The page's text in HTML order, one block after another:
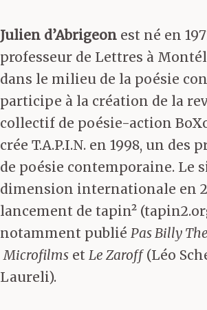
Julien d’Abrigeon est né en
professeur de Lettres à
dans le milieu de la poésie
participe à la création de la
collectif de poésie-action
crée T.A.P.I.N. en 1998, un des
de poésie contemporaine. Le
dimension internationale en
lancement de tapin²
notamment publié Pas Billy
Microfilms et Le Zaroff(Léo
Laureli).